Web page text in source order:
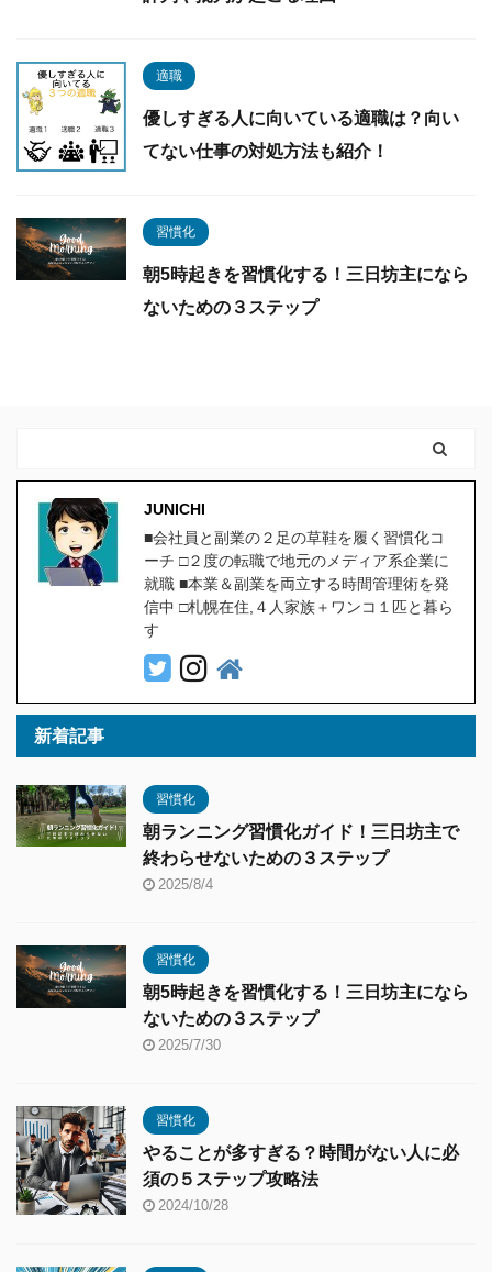
適職
優しすぎる人に向いている適職は？向い
てない仕事の対処方法も紹介！
習慣化
朝5時起きを習慣化する！三日坊主になら
ないための３ステップ
JUNICHI
■会社員と副業の２足の草鞋を履く習慣化コ
ーチ □２度の転職で地元のメディア系企業に
就職 ■本業＆副業を両立する時間管理術を発
信中 □札幌在住,４人家族＋ワンコ１匹と暮ら
す
新着記事
習慣化
朝ランニング習慣化ガイド！三日坊主で
終わらせないための３ステップ
2025/8/4
習慣化
朝5時起きを習慣化する！三日坊主になら
ないための３ステップ
2025/7/30
習慣化
やることが多すぎる？時間がない人に必
須の５ステップ攻略法
2024/10/28